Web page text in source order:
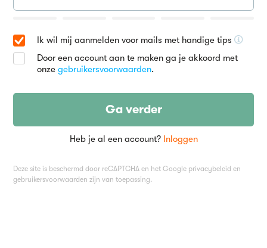
Ik wil mij aanmelden voor mails met handige tips
Door een account aan te maken ga je akkoord met
onzegebruikersvoorwaarden.
Deze site is beschermd door reCAPTCHA en het Google privacybeleid en
gebruikersvoorwaarden zijn van toepassing.
Ga verder
Heb je al een account? Inloggen